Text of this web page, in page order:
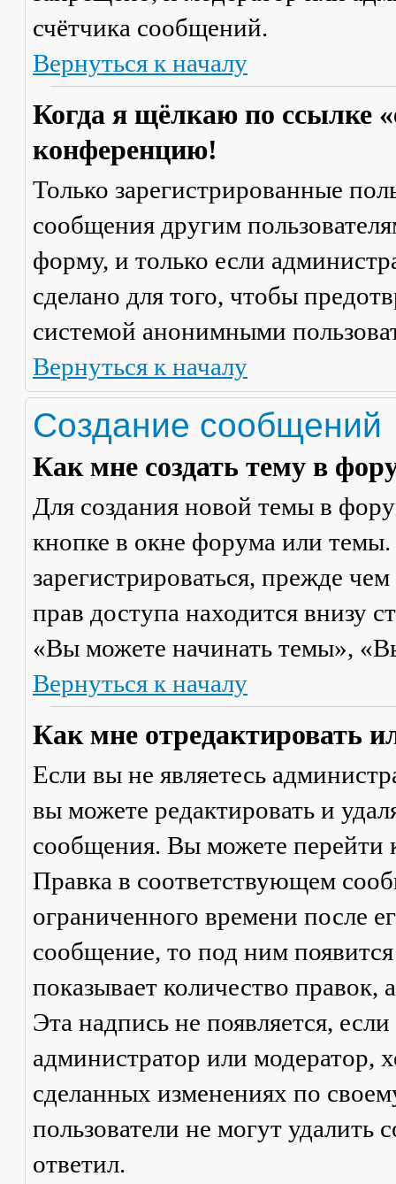
счётчика сообщений.
Вернуться к началу
Когда я щёлкаю по ссылке
конференцию!
Только зарегистрированные
сообщения другим
форму, и только если
сделано для того, чтобы
системой анонимными
Вернуться к началу
Создание сообщений
Как мне создать тему в
Для создания новой темы в
кнопке в окне форума или
зарегистрироваться, прежде
прав доступа находится внизу
«Вы можете начинать темы»,
Вернуться к началу
Как мне отредактировать
Если вы не являетесь
вы можете редактировать и
сообщения. Вы можете перейти
Правка в соответствующем
ограниченного времени после
сообщение, то под ним
показывает количество правок,
Эта надпись не появляется,
администратор или модератор,
сделанных изменениях по
пользователи не могут удалить
ответил.